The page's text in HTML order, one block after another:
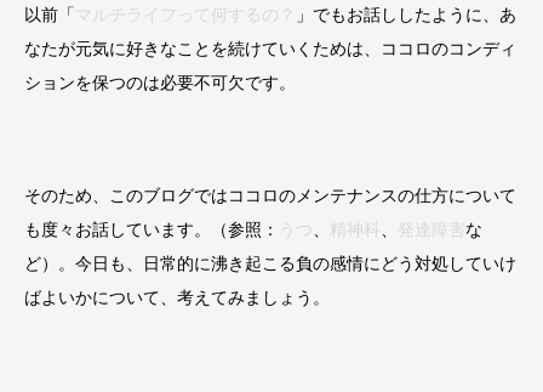
以前「 マルチライフって何するの？ 」でもお話ししたように、あ
なたが元気に好きなことを続けていくためは、ココロのコンディ
ションを保つのは必要不可欠です。
そのため、このブログではココロのメンテナンスの仕方について
も度々お話しています。（参照： うつ、 精神科 、 発達障害 な
ど）。今日も、日常的に沸き起こる負の感情にどう対処していけ
ばよいかについて、考えてみましょう。